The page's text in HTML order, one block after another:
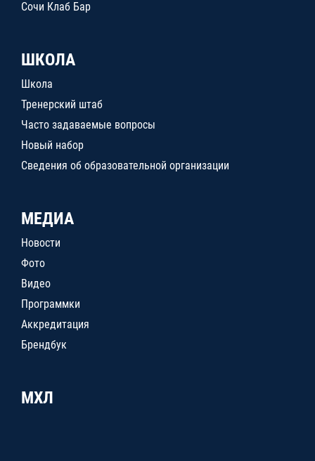
Сочи Клаб Бар
ШКОЛА
Школа
Тренерский штаб
Часто задаваемые вопросы
Новый набор
Сведения об образовательной организации
МЕДИА
Новости
Фото
Видео
Программки
Аккредитация
Брендбук
МХЛ